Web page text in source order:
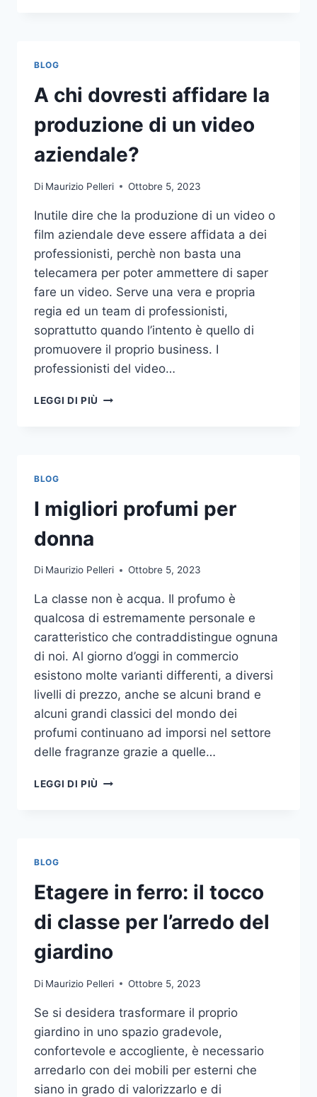
NELLE
SCOMMESSE
SPORTIVE
ONLINE
BLOG
A chi dovresti affidare la
produzione di un video
aziendale?
Di Maurizio Pelleri Ottobre 5, 2023
Inutile dire che la produzione di un video o
film aziendale deve essere affidata a dei
professionisti, perchè non basta una
telecamera per poter ammettere di saper
fare un video. Serve una vera e propria
regia ed un team di professionisti,
soprattutto quando l’intento è quello di
promuovere il proprio business. I
professionisti del video…
LEGGI DI PIÙ
VIDEO
BLOG
I migliori profumi per
donna
Di Maurizio Pelleri Ottobre 5, 2023
La classe non è acqua. Il profumo è
qualcosa di estremamente personale e
caratteristico che contraddistingue ognuna
di noi. Al giorno d’oggi in commercio
esistono molte varianti differenti, a diversi
livelli di prezzo, anche se alcuni brand e
alcuni grandi classici del mondo dei
profumi continuano ad imporsi nel settore
delle fragranze grazie a quelle…
LEGGI DI PIÙ
BLOG
Etagere in ferro: il tocco
di classe per l’arredo del
giardino
Di Maurizio Pelleri Ottobre 5, 2023
Se si desidera trasformare il proprio
giardino in uno spazio gradevole,
confortevole e accogliente, è necessario
arredarlo con dei mobili per esterni che
siano in grado di valorizzarlo e di